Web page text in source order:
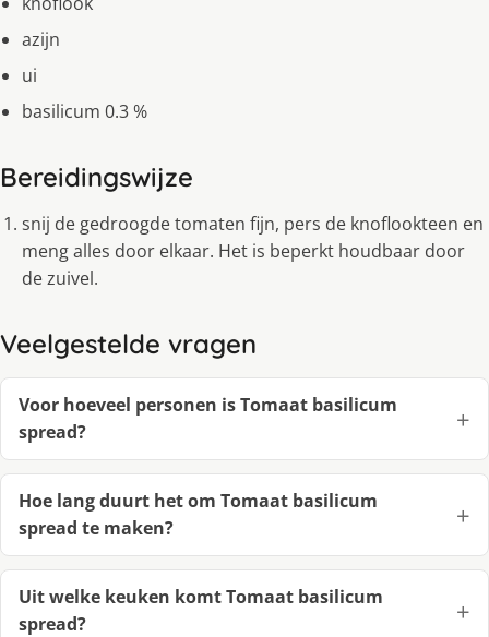
azijn
ui
basilicum 0.3 %
Bereidingswijze
snij de gedroogde tomaten fijn, pers de knoflookteen en
meng alles door elkaar. Het is beperkt houdbaar door
de zuivel.
Veelgestelde vragen
Voor hoeveel personen is Tomaat basilicum
spread?
Hoe lang duurt het om Tomaat basilicum
spread te maken?
Uit welke keuken komt Tomaat basilicum
spread?